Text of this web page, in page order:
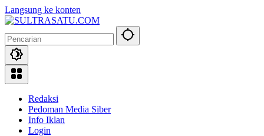
Langsung ke konten
Redaksi
Pedoman Media Siber
Info Iklan
Login